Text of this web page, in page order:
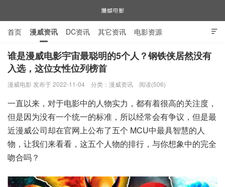
漫威电影

首页 漫威资讯 DC资讯 其它资讯 电影资源
电视剧资源 漫威图片
谁是漫威电影宇宙最聪明的5个人？钢铁侠居然没有
入选，这位女性位列榜首
漫威电影 发布于 2022-11-04 分类： 漫威资讯 阅读(506)
一直以来，对于电影中的人物实力，都有着很高的关注度，
但是因为没有一个统一的标准，所以经常会有争议，但是最
近漫威公司却在官网上公布了五个 MCU中最具智慧的人
物，让我们来看看，这五个人物的排行，与你想象中的完全
吻合吗？